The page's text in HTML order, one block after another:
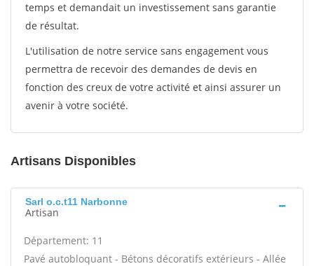
temps et demandait un investissement sans garantie
de résultat.
L'utilisation de notre service sans engagement vous
permettra de recevoir des demandes de devis en
fonction des creux de votre activité et ainsi assurer un
avenir à votre société.
Artisans Disponibles
Sarl o.c.t11 Narbonne
Artisan
Département: 11
Pavé autobloquant - Bétons décoratifs extérieurs - Allée